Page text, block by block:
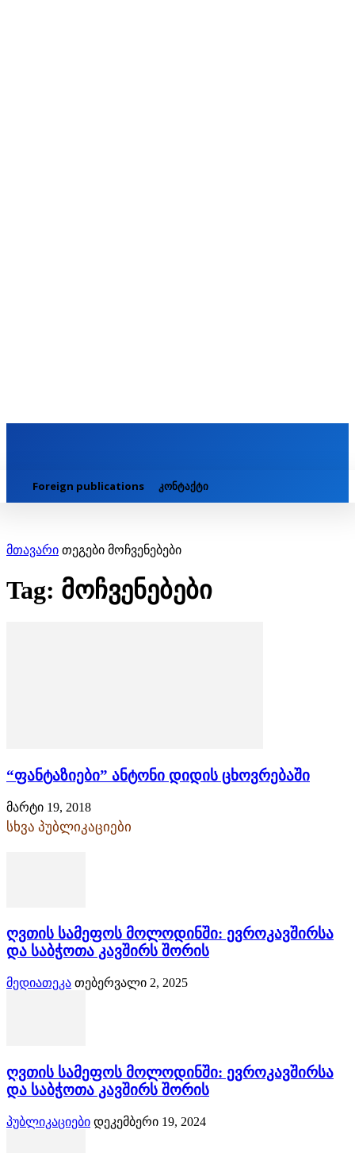
Foreign publications კონტაქტი
მთავარი თეგები მოჩვენებები
Tag: მოჩვენებები
“ფანტაზიები” ანტონი დიდის ცხოვრებაში
მარტი 19, 2018
სხვა პუბლიკაციები
ღვთის სამეფოს მოლოდინში: ევროკავშირსა
და საბჭოთა კავშირს შორის
მედიათეკა თებერვალი 2, 2025
ღვთის სამეფოს მოლოდინში: ევროკავშირსა
და საბჭოთა კავშირს შორის
პუბლიკაციები დეკემბერი 19, 2024